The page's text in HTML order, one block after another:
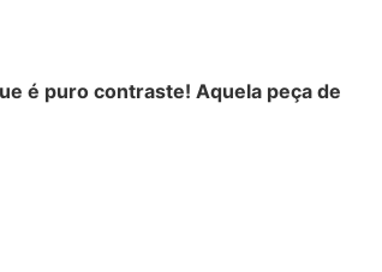
é puro contraste! Aquela peça de